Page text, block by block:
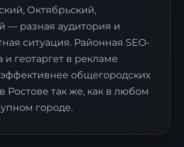
Октябрьский,
— разная аудитория и
ситуация. Районная SEO-
и геотаргет в рекламе
общегородских
Ростове так же, как в любом
городе.